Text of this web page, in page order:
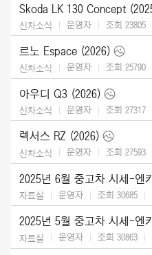
Skoda LK 130 Concept
신차소식 운영자 조회 23805
르노 Espace (2026)
신차소식 운영자 조회 25790
아우디 Q3 (2026)
신차소식 운영자 조회 27317
렉서스 RZ (2026)
신차소식 운영자 조회 27593
2025년 6월 중고차 시세-엔
자료실 운영자 조회 30685
2025년 5월 중고차 시세-엔
자료실 운영자 조회 30863